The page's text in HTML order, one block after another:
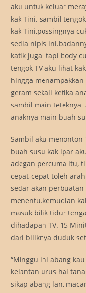
aku untuk keluar
kak Tini. sambil
kak Tini,possingnya
sedia nipis
katik juga. tapi body
tengok TV aku lihat
hingga
geram sekali ketika
sambil main teteknya.
anaknya main buah
Sambil aku menonton
buah susu kak ipar
adegan percuma itu,
cepat-cepat toleh
sedar akan
menentu.kemudian
masuk bilik tidur
dihadapan TV. 15
dari biliknya duduk
“Minggu ini abang
kelantan urus hal
sikap abang lan,